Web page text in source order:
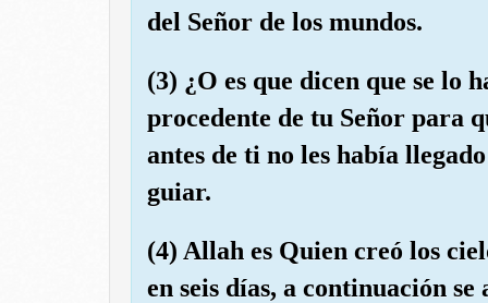
del Señor de los mundos.
(3) ¿O es que dicen que se lo
procedente de tu Señor para
antes de ti no les había
guiar.
(4) Allah es Quien creó los
en seis días, a continuación